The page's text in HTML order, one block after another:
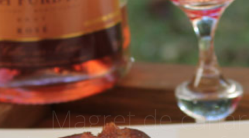
Magret de
chutney pomme